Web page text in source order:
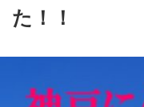
た！！